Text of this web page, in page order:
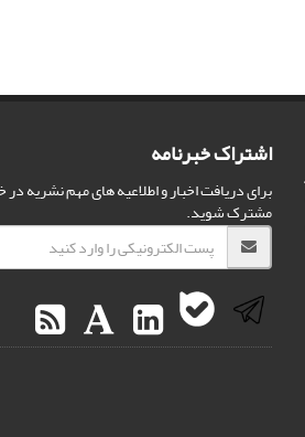
اشتراک خبرنامه
برای دریافت اخبار و اطلاعیه های مهم نشریه در
مشترک شوید.